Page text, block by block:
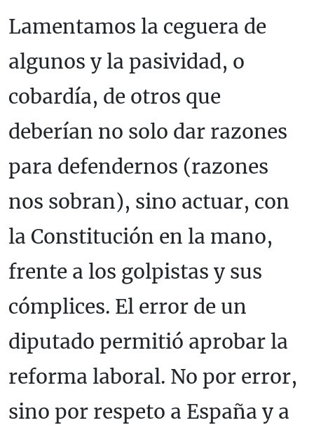
Lamentamos la ceguera de
algunos y la pasividad, o
cobardía, de otros que
deberían no solo dar razones
para defendernos (razones
nos sobran), sino actuar, con
la Constitución en la mano,
frente a los golpistas y sus
cómplices. El error de un
diputado permitió aprobar la
reforma laboral. No por error,
sino por respeto a España y a